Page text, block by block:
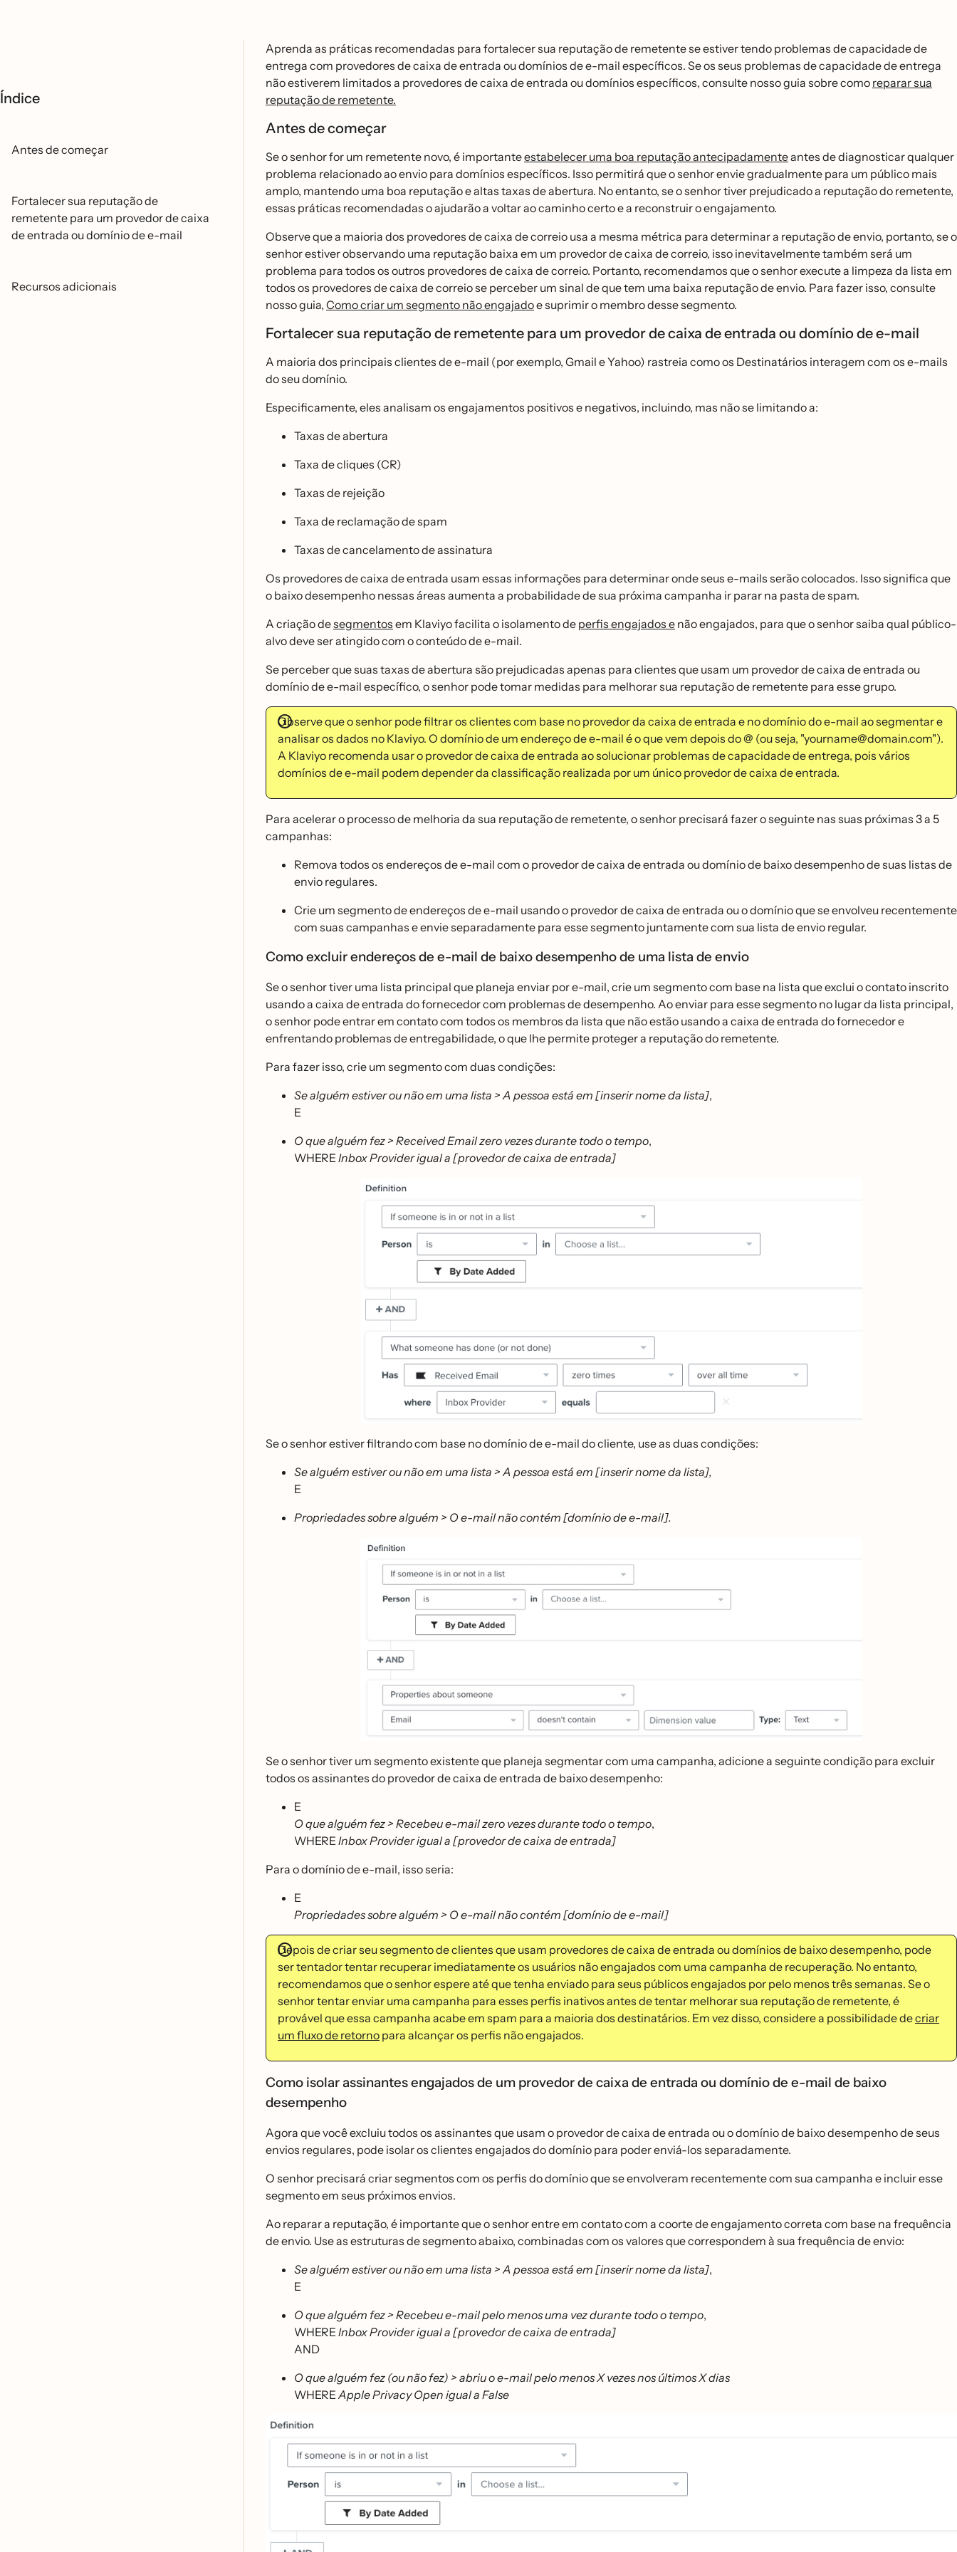
Índice
Antes de começar
Fortalecer sua reputação de
remetente para um provedor de caixa
de entrada ou domínio de e-mail
Recursos adicionais
Aprenda as práticas recomendadas para fortalecer sua reputação de remetente se estiver tendo problemas de capacidade de
entrega com provedores de caixa de entrada ou domínios de e-mail específicos. Se os seus problemas de capacidade de entrega
não estiverem limitados a provedores de caixa de entrada ou domínios específicos, consulte nosso guia sobre como reparar sua
reputação de remetente.
Antes de começar
Se o senhor for um remetente novo, é importanteestabelecer uma boa reputação antecipadamenteantes de diagnosticar qualquer
problema relacionado ao envio para domínios específicos. Isso permitirá que o senhor envie gradualmente para um público mais
amplo, mantendo uma boa reputação e altas taxas de abertura. No entanto, se o senhor tiver prejudicado a reputação do remetente,
essas práticas recomendadas o ajudarão a voltar ao caminho certo e a reconstruir o engajamento.
Observe que a maioria dos provedores de caixa de correio usa a mesma métrica para determinar a reputação de envio, portanto, se o
senhor estiver observando uma reputação baixa em um provedor de caixa de correio, isso inevitavelmente também será um
problema para todos os outros provedores de caixa de correio. Portanto, recomendamos que o senhor execute a limpeza da lista em
todos os provedores de caixa de correio se perceber um sinal de que tem uma baixa reputação de envio. Para fazer isso, consulte
nosso guia, Como criar um segmento não engajadoe suprimir o membro desse segmento.
Fortalecer sua reputação de remetente para um provedor de caixa de entrada ou domínio de e-mail
A maioria dos principais clientes de e-mail (por exemplo, Gmail e Yahoo) rastreia como os Destinatários interagem com os e-mails
do seu domínio.
Especificamente, eles analisam os engajamentos positivos e negativos, incluindo, mas não se limitando a:
Taxas de abertura
Taxa de cliques (CR)
Taxas de rejeição
Taxa de reclamação de spam
Taxas de cancelamento de assinatura
Os provedores de caixa de entrada usam essas informações para determinar onde seus e-mails serão colocados. Isso significa que
o baixo desempenho nessas áreas aumenta a probabilidade de sua próxima campanha ir parar na pasta de spam.
A criação desegmentos em Klaviyo facilita o isolamento de perfis engajados e não engajados, para que o senhor saiba qual público-
alvo deve ser atingido com o conteúdo de e-mail.
Se perceber que suas taxas de abertura são prejudicadas apenas para clientes que usam um provedor de caixa de entrada ou
domínio de e-mail específico, o senhor pode tomar medidas para melhorar sua reputação de remetente para esse grupo.
Observe que o senhor pode filtrar os clientes com base no provedor da caixa de entrada e no domínio do e-mail ao segmentar e
analisar os dados no Klaviyo. O domínio de um endereço de e-mail é o que vem depois do @ (ou seja, "yourname@domain.com").
A Klaviyo recomenda usar o provedor de caixa de entrada ao solucionar problemas de capacidade de entrega, pois vários
domínios de e-mail podem depender da classificação realizada por um único provedor de caixa de entrada.
Para acelerar o processo de melhoria da sua reputação de remetente, o senhor precisará fazer o seguinte nas suas próximas 3 a 5
campanhas:
Remova todos os endereços de e-mail com o provedor de caixa de entrada ou domínio de baixo desempenho de suas listas de
envio regulares.
Crie um segmento de endereços de e-mail usando o provedor de caixa de entrada ou o domínio que se envolveu recentemente
com suas campanhas e envie separadamente para esse segmento juntamente com sua lista de envio regular.
Como excluir endereços de e-mail de baixo desempenho de uma lista de envio
Se o senhor tiver uma lista principal que planeja enviar por e-mail, crie um segmento com base na lista que exclui o contato inscrito
usando a caixa de entrada do fornecedor com problemas de desempenho. Ao enviar para esse segmento no lugar da lista principal,
o senhor pode entrar em contato com todos os membros da lista que não estão usando a caixa de entrada do fornecedor e
enfrentando problemas de entregabilidade, o que lhe permite proteger a reputação do remetente.
Para fazer isso, crie um segmento com duas condições:
Se alguém estiver ou não em uma lista > A pessoa está em [inserir nome da lista],
E
O que alguém fez > Received Email zero vezes durante todo o tempo,
WHERE Inbox Provider igual a [provedor de caixa de entrada]
Se o senhor estiver filtrando com base no domínio de e-mail do cliente, use as duas condições:
Se alguém estiver ou não em uma lista > A pessoa está em [inserir nome da lista],
E
Propriedades sobre alguém > O e-mail não contém [domínio de e-mail].
Se o senhor tiver um segmento existente que planeja segmentar com uma campanha, adicione a seguinte condição para excluir
todos os assinantes do provedor de caixa de entrada de baixo desempenho:
E
O que alguém fez > Recebeu e-mail zero vezes durante todo o tempo,
WHERE Inbox Provider igual a [provedor de caixa de entrada]
Para o domínio de e-mail, isso seria:
E
Propriedades sobre alguém > O e-mail não contém [domínio de e-mail]
Depois de criar seu segmento de clientes que usam provedores de caixa de entrada ou domínios de baixo desempenho, pode
ser tentador tentar recuperar imediatamente os usuários não engajados com uma campanha de recuperação. No entanto,
recomendamos que o senhor espere até que tenha enviado para seus públicos engajados por pelo menos três semanas. Se o
senhor tentar enviar uma campanha para esses perfis inativos antes de tentar melhorar sua reputação de remetente, é
provável que essa campanha acabe em spam para a maioria dos destinatários. Em vez disso, considere a possibilidade decriar
um fluxo de retorno para alcançar os perfis não engajados.
Como isolar assinantes engajados de um provedor de caixa de entrada ou domínio de e-mail de baixo
desempenho
Agora que você excluiu todos os assinantes que usam o provedor de caixa de entrada ou o domínio de baixo desempenho de seus
envios regulares, pode isolar os clientes engajados do domínio para poder enviá-los separadamente.
O senhor precisará criar segmentos com os perfis do domínio que se envolveram recentemente com sua campanha e incluir esse
segmento em seus próximos envios.
Ao reparar a reputação, é importante que o senhor entre em contato com a coorte de engajamento correta com base na frequência
de envio. Use as estruturas de segmento abaixo, combinadas com os valores que correspondem à sua frequência de envio:
Se alguém estiver ou não em uma lista > A pessoa está em [inserir nome da lista],
E
O que alguém fez > Recebeu e-mail pelo menos uma vez durante todo o tempo,
WHERE Inbox Provider igual a [provedor de caixa de entrada]
AND
O que alguém fez (ou não fez) > abriu o e-mail pelo menos X vezes nos últimos X dias
WHEREApple Privacy Open igual a False